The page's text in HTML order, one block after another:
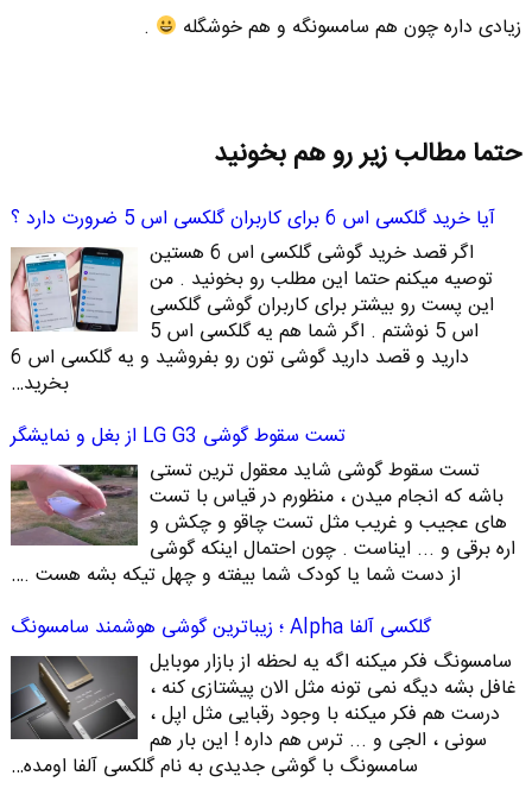
زیادی داره چون هم سامسونگه و هم خوشگله
.
حتما مطالب زیر رو هم بخونید
آیا خرید گلکسی اس 6 برای کاربران گلکسی اس 5 ضرورت دارد ؟
اگر قصد خرید گوشی گلکسی اس 6 هستین
توصیه میکنم حتما این مطلب رو بخونید . من
این پست رو بیشتر برای کاربران گوشی گلکسی
اس 5 نوشتم . اگر شما هم یه گلکسی اس 5
دارید و قصد دارید گوشی تون رو بفروشید و یه گلکسی اس 6
بخرید…
تست سقوط گوشی LG G3 از بغل و نمایشگر
تست سقوط گوشی شاید معقول ترین تستی
باشه که انجام میدن ، منظورم در قیاس با تست
های عجیب و غریب مثل تست چاقو و چکش و
اره برقی و ... ایناست . چون احتمال اینکه گوشی
از دست شما یا کودک شما بیفته و چهل تیکه بشه هست .…
گلکسی آلفا Alpha ؛ زیباترین گوشی هوشمند سامسونگ
سامسونگ فکر میکنه اگه یه لحظه از بازار موبایل
غافل بشه دیگه نمی تونه مثل الان پیشتازی کنه ،
درست هم فکر میکنه با وجود رقبایی مثل اپل ،
سونی ، الجی و ... ترس هم داره ! این بار هم
سامسونگ با گوشی جدیدی به نام گلکسی آلفا اومده…